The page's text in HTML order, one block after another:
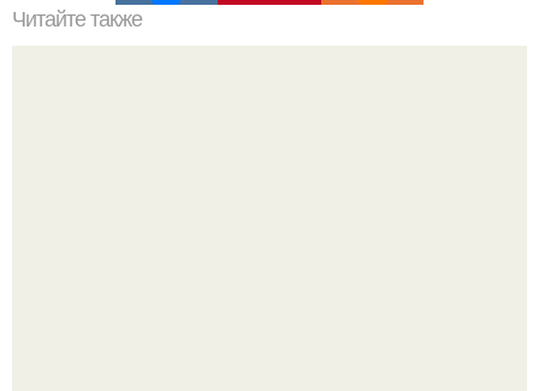
Читайте также